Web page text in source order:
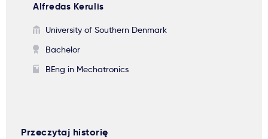
Alfredas Kerulis
University of Southern Denmark
Bachelor
BEng in Mechatronics
Przeczytaj historię